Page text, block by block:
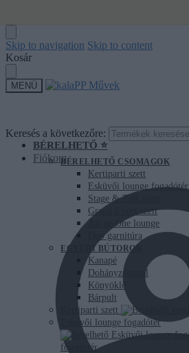
Skip to navigation Skip to content
Kosár
MENÜ
Keresés a következőre:
Fiókom
BÉRELHETŐ ⭐
BÉRELHETŐ CSOMAGOK
Kertiparti szett
Esküvői lounge fogadótér
Stage & Talk szett
Grand Event szett
All-in-One lounge
Duo garnitúra
EGYEDI BÚTOROK
Kanapé
Dohányzóasztal
Könyöklő
Bárpult
Kertiparti szett
Esküvői lounge fogadótér
fogadótér